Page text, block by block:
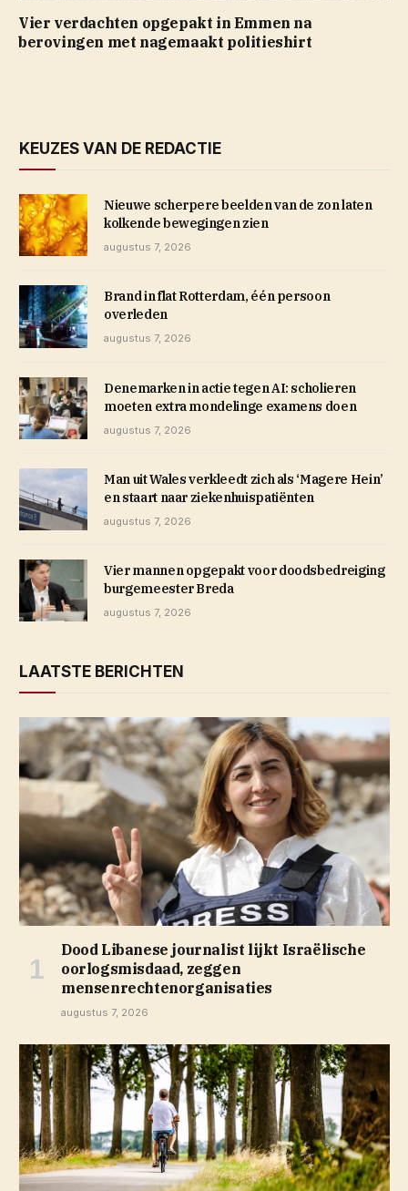
Vier verdachten opgepakt in Emmen na
berovingen met nagemaakt politieshirt
KEUZES VAN DE REDACTIE
Nieuwe scherpere beelden van de zon laten
kolkende bewegingen zien
augustus 7, 2026
Brand in flat Rotterdam, één persoon
overleden
augustus 7, 2026
Denemarken in actie tegen AI: scholieren
moeten extra mondelinge examens doen
augustus 7, 2026
Man uit Wales verkleedt zich als ‘Magere Hein’
en staart naar ziekenhuispatiënten
augustus 7, 2026
Vier mannen opgepakt voor doodsbedreiging
burgemeester Breda
augustus 7, 2026
LAATSTE BERICHTEN
Dood Libanese journalist lijkt Israëlische
oorlogsmisdaad, zeggen
mensenrechtenorganisaties
augustus 7, 2026